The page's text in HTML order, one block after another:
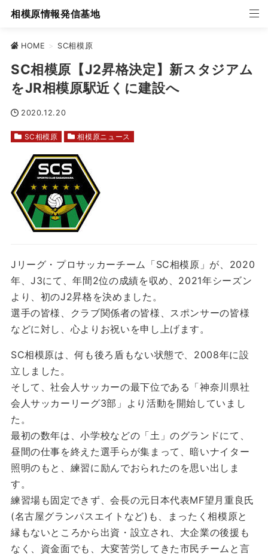
相模原情報発信基地
HOME > SC相模原
SC相模原【J2昇格決定】新スタジアム
をJR相模原駅近くに建設へ
2020.12.20
SC相模原 相模原ニュース
Jリーグ・プロサッカーチーム「SC相模原」が、2020
年、J3にて、年間2位の成績を収め、2021年シーズン
より、初のJ2昇格を決めました。
選手の皆様、クラブ関係者の皆様、スポンサーの皆様
などに対し、心よりお祝いを申し上げます。
SC相模原は、何も後ろ盾もない状態で、2008年に設
立しました。
そして、社会人サッカーの最下位である「神奈川県社
会人サッカーリーグ3部」より活動を開始していまし
た。
最初の数年は、小学校などの「土」のグランドにて、
昼間の仕事を終えた選手らが集まって、暗いナイター
照明のもと、練習に励んでおられたのを思い出しま
す。
練習場も固定できず、会長の元日本代表MF望月重良氏
(名古屋グランパスエイトなど)も、まったく相模原と
縁もないところから出資・設立され、大企業の後援も
なく、資金面でも、大変苦労してきた市民チームと言